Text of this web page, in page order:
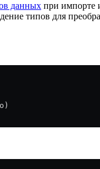
данных при импорте
типов для